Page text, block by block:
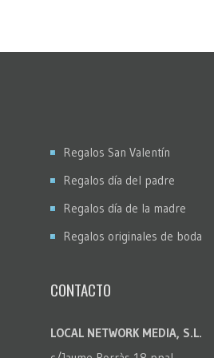
Regalos San Valentín
Regalos día del padre
Regalos día de la madre
Regalos originales de boda
CONTACTO
LOCAL NETWORK MEDIA, S.L.